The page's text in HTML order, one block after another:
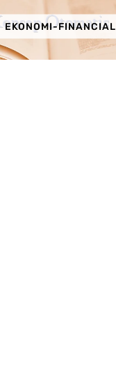
EKONOMI-FINANCIAL